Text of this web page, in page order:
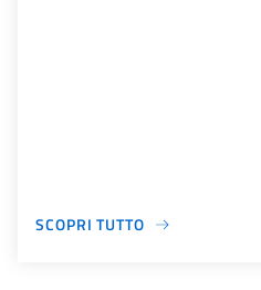
SCOPRI TUTTO